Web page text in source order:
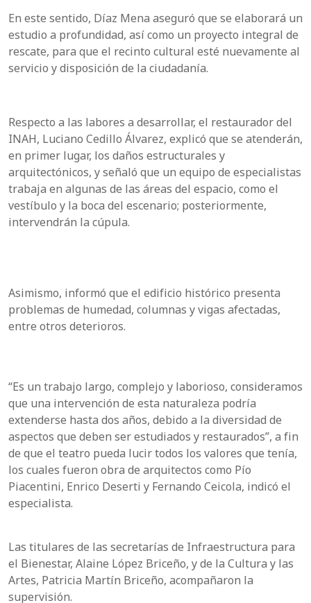
En este sentido, Díaz Mena aseguró que se elaborará un
estudio a profundidad, así como un proyecto integral de
rescate, para que el recinto cultural esté nuevamente al
servicio y disposición de la ciudadanía.
Respecto a las labores a desarrollar, el restaurador del
INAH, Luciano Cedillo Álvarez, explicó que se atenderán,
en primer lugar, los daños estructurales y
arquitectónicos, y señaló que un equipo de especialistas
trabaja en algunas de las áreas del espacio, como el
vestíbulo y la boca del escenario; posteriormente,
intervendrán la cúpula.
Asimismo, informó que el edificio histórico presenta
problemas de humedad, columnas y vigas afectadas,
entre otros deterioros.
“Es un trabajo largo, complejo y laborioso, consideramos
que una intervención de esta naturaleza podría
extenderse hasta dos años, debido a la diversidad de
aspectos que deben ser estudiados y restaurados”, a fin
de que el teatro pueda lucir todos los valores que tenía,
los cuales fueron obra de arquitectos como Pío
Piacentini, Enrico Deserti y Fernando Ceicola, indicó el
especialista.
Las titulares de las secretarías de Infraestructura para
el Bienestar, Alaine López Briceño, y de la Cultura y las
Artes, Patricia Martín Briceño, acompañaron la
supervisión.